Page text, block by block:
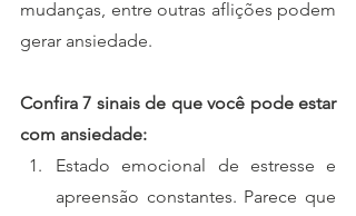
mudanças, entre outras aflições podem
gerar ansiedade.
Confira 7 sinais de que você pode estar
com ansiedade:
Estado emocional de estresse e
apreensão constantes. Parece que